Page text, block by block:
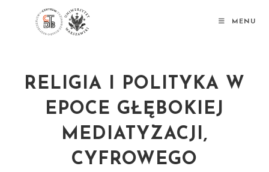
MENU
RELIGIA I POLITYKA W
EPOCE GŁĘBOKIEJ
MEDIATYZACJI,
CYFROWEGO